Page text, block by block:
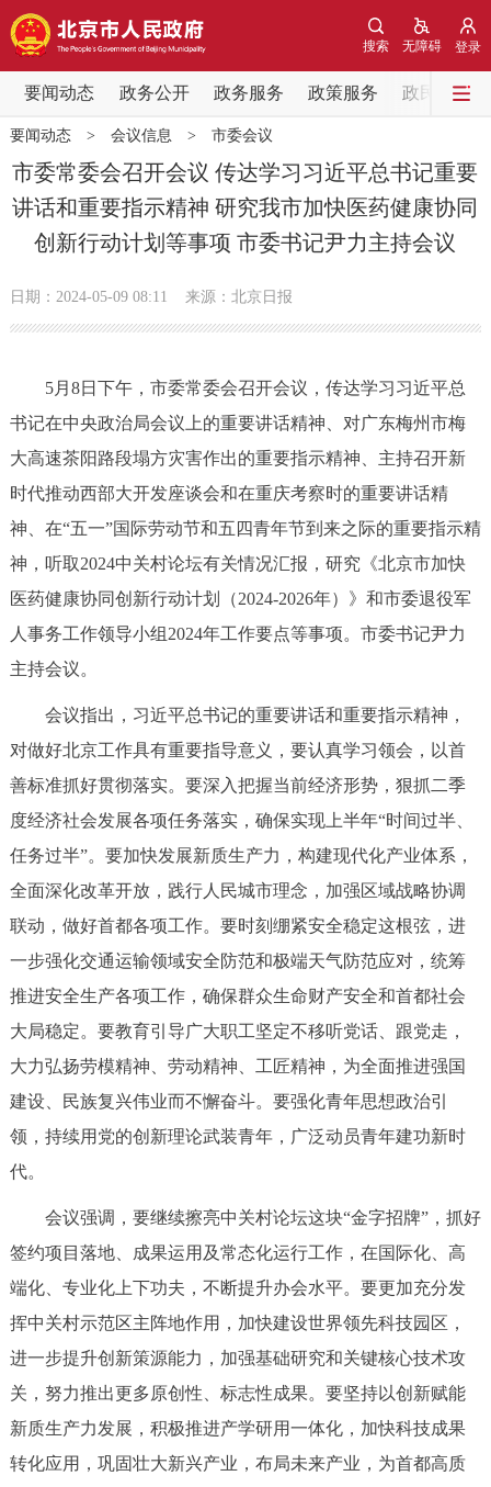
登录
无障碍
搜索
要闻动态 政务公开 政务服务 政策服务 政民互动
要闻动态
党中央精神 国务院信息
北京要闻 会议信息 部门动态
政务公开
市领导 机构职能 政策服务
政策兑现 政策解读 回应关切
决策公开 专题公开
政务服务
个人服务 法人服务 部门服务
中介服务 阳光政务
政民互动
参与调查 在线访谈 图说互动
走进北京
绿色北京 图说北京 视频北京
ENGLISH 한국어 日本語
DEUTSCH FRANÇAIS РУССКИЙ ЯЗЫК
ESPAÑOL العربية PORTUGUÊS
ITALIANO
要闻动态> 会议信息 > 市委会议
市委常委会召开会议 传达学习习近平总书记重要
讲话和重要指示精神 研究我市加快医药健康协同
创新行动计划等事项 市委书记尹力主持会议
日期：2024-05-09 08:11 来源：北京日报
5月8日下午，市委常委会召开会议，传达学习习近平总
书记在中央政治局会议上的重要讲话精神、对广东梅州市梅
大高速茶阳路段塌方灾害作出的重要指示精神、主持召开新
时代推动西部大开发座谈会和在重庆考察时的重要讲话精
神、在“五一”国际劳动节和五四青年节到来之际的重要指示精
神，听取2024中关村论坛有关情况汇报，研究《北京市加快
医药健康协同创新行动计划（2024-2026年）》和市委退役军
人事务工作领导小组2024年工作要点等事项。市委书记尹力
主持会议。
会议指出，习近平总书记的重要讲话和重要指示精神，
对做好北京工作具有重要指导意义，要认真学习领会，以首
善标准抓好贯彻落实。要深入把握当前经济形势，狠抓二季
度经济社会发展各项任务落实，确保实现上半年“时间过半、
任务过半”。要加快发展新质生产力，构建现代化产业体系，
全面深化改革开放，践行人民城市理念，加强区域战略协调
联动，做好首都各项工作。要时刻绷紧安全稳定这根弦，进
一步强化交通运输领域安全防范和极端天气防范应对，统筹
推进安全生产各项工作，确保群众生命财产安全和首都社会
大局稳定。要教育引导广大职工坚定不移听党话、跟党走，
大力弘扬劳模精神、劳动精神、工匠精神，为全面推进强国
建设、民族复兴伟业而不懈奋斗。要强化青年思想政治引
领，持续用党的创新理论武装青年，广泛动员青年建功新时
代。
会议强调，要继续擦亮中关村论坛这块“金字招牌”，抓好
签约项目落地、成果运用及常态化运行工作，在国际化、高
端化、专业化上下功夫，不断提升办会水平。要更加充分发
挥中关村示范区主阵地作用，加快建设世界领先科技园区，
进一步提升创新策源能力，加强基础研究和关键核心技术攻
关，努力推出更多原创性、标志性成果。要坚持以创新赋能
新质生产力发展，积极推进产学研用一体化，加快科技成果
转化应用，巩固壮大新兴产业，布局未来产业，为首都高质